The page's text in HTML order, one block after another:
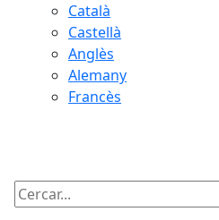
Català
Castellà
Anglès
Alemany
Francès
Cercar: